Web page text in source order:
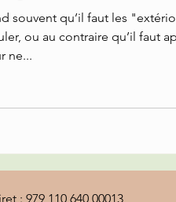
souvent qu’il faut les
ou au contraire qu’il faut
ne...
110 640 00013